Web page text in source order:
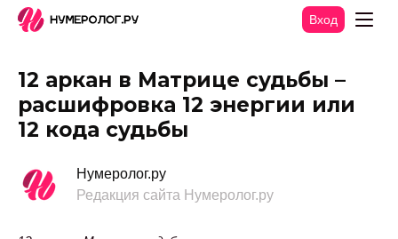
Вход
12 аркан в Матрице судьбы –
расшифровка 12 энергии или
12 кода судьбы
Нумеролог.ру
Редакция сайта Нумеролог.ру